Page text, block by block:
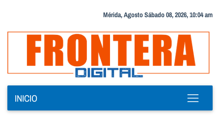
Mérida, Agosto Sábado 08, 2026, 10:04 am
INICIO